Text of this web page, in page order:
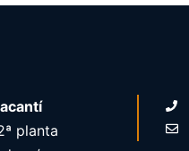
planta